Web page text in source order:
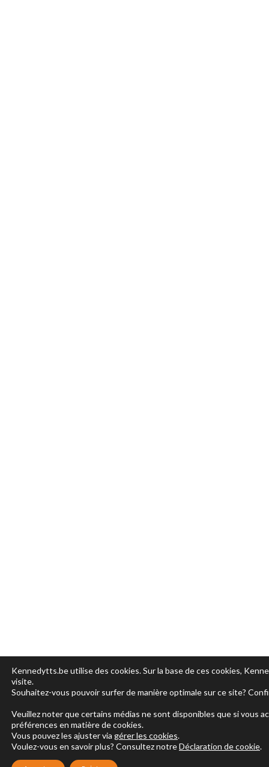
Kennedytts.be utilise des cookies. Sur la base de ces cookies,
visite.
Souhaitez-vous pouvoir surfer de manière optimale sur ce site?
Veuillez noter que certains médias ne sont disponibles que si vous
préférences en matière de cookies.
Vous pouvez les ajuster via gérer les cookies.
Voulez-vous en savoir plus? Consultez notreDéclaration de cookie.